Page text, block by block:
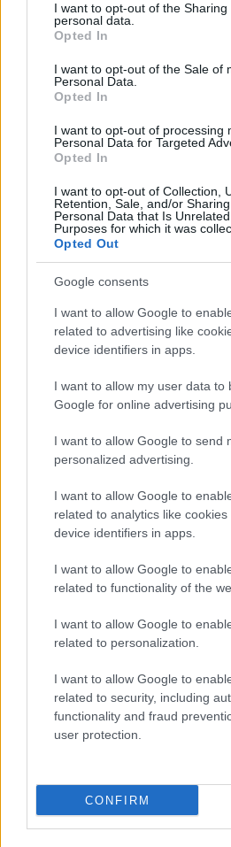
further disclose it to other third
Please note that this website/app
services and may gather and store
not limited to your visit or usage
grant or deny consent to Google
consent section.
I want to opt-out of the Sharing
personal data.
Opted In
I want to opt-out of the Sale of
Personal Data.
Opted In
I want to opt-out of processing
Personal Data for Targeted
Opted In
I want to opt-out of Collection,
Retention, Sale, and/or
Personal Data that Is
Purposes for which it was
Opted Out
Google consents
I want to allow Google to
related to advertising like
device identifiers in apps.
I want to allow my user data to
Google for online advertising
I want to allow Google to send
personalized advertising.
I want to allow Google to
related to analytics like
device identifiers in apps.
I want to allow Google to
related to functionality of the
I want to allow Google to
related to personalization.
I want to allow Google to
related to security, including
functionality and fraud
user protection.
CONFIRM
©2026 - rifaidate.it - p.iva 03338800984